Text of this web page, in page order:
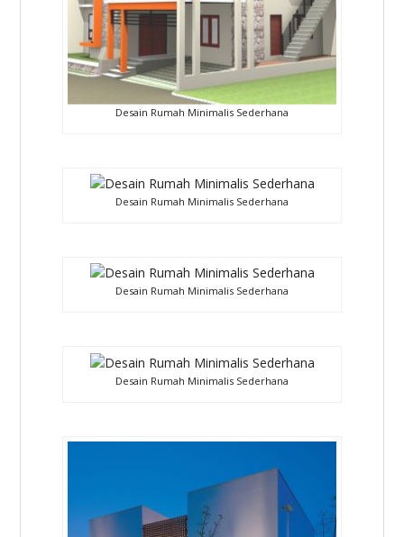
Desain Rumah Minimalis Sederhana
Desain Rumah Minimalis Sederhana
Desain Rumah Minimalis Sederhana
Desain Rumah Minimalis Sederhana